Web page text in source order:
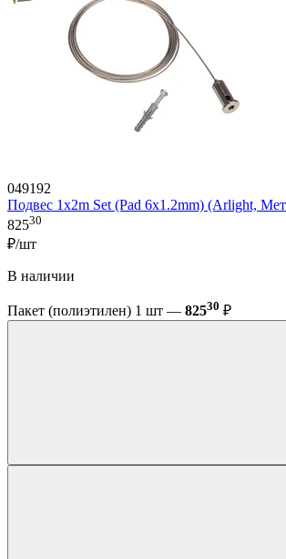
049192
Подвес 1x2m Set (Pad 6x1.2mm) (Arlight,
82530
₽/шт
В наличии
Пакет (полиэтилен) 1 шт — 82530 ₽